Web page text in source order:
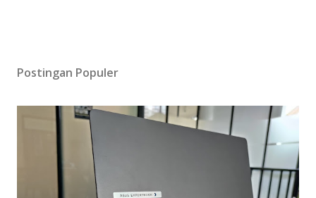
Postingan Populer